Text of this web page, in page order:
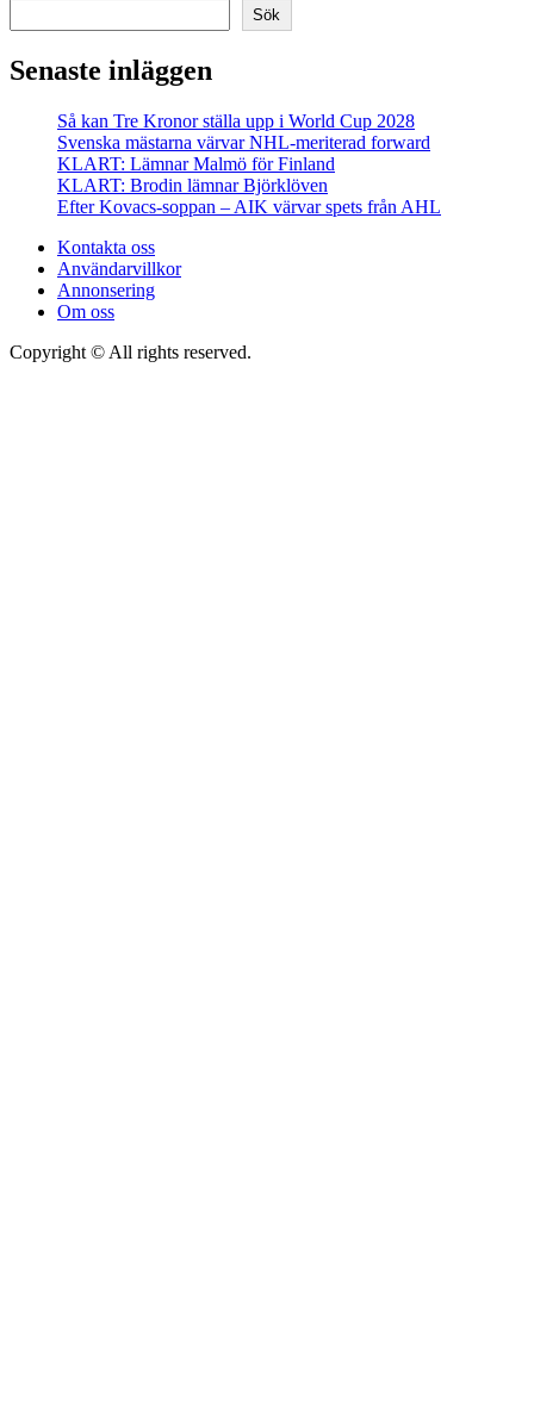
Sök
Senaste inläggen
Så kan Tre Kronor ställa upp i World Cup 2028
Svenska mästarna värvar NHL-meriterad forward
KLART: Lämnar Malmö för Finland
KLART: Brodin lämnar Björklöven
Efter Kovacs-soppan – AIK värvar spets från AHL
Kontakta oss
Användarvillkor
Annonsering
Om oss
Copyright © All rights reserved.